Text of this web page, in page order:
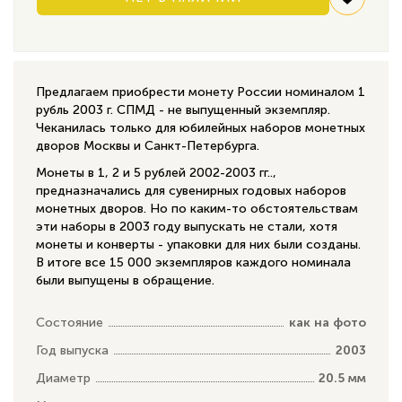
Предлагаем приобрести монету России номиналом 1
рубль 2003 г. СПМД - не выпущенный экземпляр.
Чеканилась только для юбилейных наборов монетных
дворов Москвы и Санкт-Петербурга.
Монеты в 1, 2 и 5 рублей 2002-2003 гг..,
предназначались для сувенирных годовых наборов
монетных дворов. Но по каким-то обстоятельствам
эти наборы в 2003 году выпускать не стали, хотя
монеты и конверты - упаковки для них были созданы.
В итоге все 15 000 экземпляров каждого номинала
были выпущены в обращение.
Состояние
как на фото
Год выпуска
2003
Диаметр
20.5 мм